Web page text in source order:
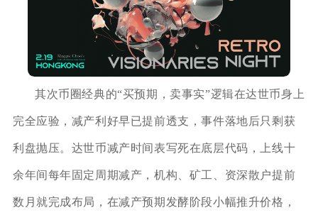
其次币圈经典的“买预期，卖事实”逻辑在达世币身上
完全应验，减产利好早已提前透支，事件落地后只剩获
利盘抛压。达世币减产时间表写死在底层代码，上线十
余年间每年固定周期减产，机构、矿工、资深散户提前
数月就完成布局，在减产预期发酵阶段小幅推升价格，